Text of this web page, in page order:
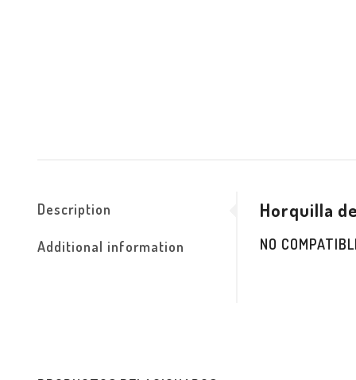
Description
Additional information
Horquilla
NO